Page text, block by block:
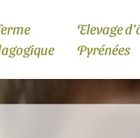
Elevage
Pyrénées